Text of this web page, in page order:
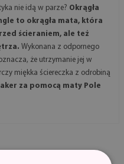
nie idą w parze? Okrągła
to okrągła mata, która
ścieraniem, ale też
Wykonana z odpornego
że utrzymanie jej w
miękka ściereczka z odrobiną
za pomocą maty Pole